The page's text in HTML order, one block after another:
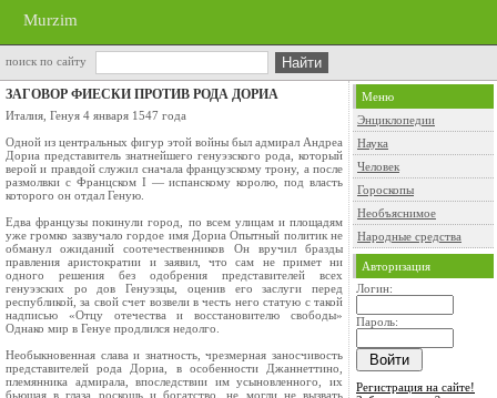
Murzim
поиск по сайту
ЗАГОВОР ФИЕСКИ ПРОТИВ РОДА ДОРИА
Италия, Генуя 4 января 1547 года
Одной из центральных фигур этой войны был адмирал Андреа
Дориа представитель знатнейшего генуэзского рода, который
верой и правдой служил сначала французскому трону, а после
размолвки с Францском I — испанскому королю, под власть
которого он отдал Геную.
Едва французы покинули город, по всем улицам и площадям
уже громко зазвучало гордое имя Дориа Опытный политик не
обманул ожиданий соотечественников Он вручил бразды
правления аристократии и заявил, что сам не примет ни
одного решения без одобрения представителей всех
генуэзских ро дов Генуэзцы, оценив его заслуги перед
республикой, за свой счет возвели в честь него статую с такой
надписью «Отцу отечества и восстановителю свободы»
Однако мир в Генуе продлился недолго.
Необыкновенная слава и знатность, чрезмерная заносчивость
представителей рода Дориа, в особенности Джаннеттино,
племянника адмирала, впоследствии им усыновленного, их
бьющая в глаза роскошь и богатство, не могли не вызвать
Меню
Энциклопедии
Наука
Человек
Гороскопы
Необъяснимое
Народные средства
Авторизация
Логин:
Пароль:
Регистрация на сайте!